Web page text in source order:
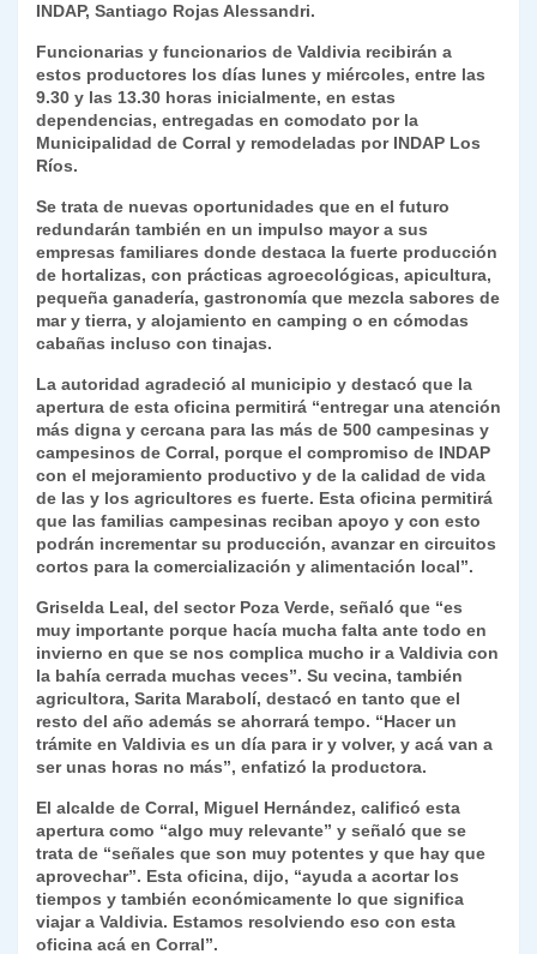
INDAP, Santiago Rojas Alessandri.
Funcionarias y funcionarios de Valdivia recibirán a
estos productores los días lunes y miércoles, entre las
9.30 y las 13.30 horas inicialmente, en estas
dependencias, entregadas en comodato por la
Municipalidad de Corral y remodeladas por INDAP Los
Ríos.
Se trata de nuevas oportunidades que en el futuro
redundarán también en un impulso mayor a sus
empresas familiares donde destaca la fuerte producción
de hortalizas, con prácticas agroecológicas, apicultura,
pequeña ganadería, gastronomía que mezcla sabores de
mar y tierra, y alojamiento en camping o en cómodas
cabañas incluso con tinajas.
La autoridad agradeció al municipio y destacó que la
apertura de esta oficina permitirá “entregar una atención
más digna y cercana para las más de 500 campesinas y
campesinos de Corral, porque el compromiso de INDAP
con el mejoramiento productivo y de la calidad de vida
de las y los agricultores es fuerte. Esta oficina permitirá
que las familias campesinas reciban apoyo y con esto
podrán incrementar su producción, avanzar en circuitos
cortos para la comercialización y alimentación local”.
Griselda Leal, del sector Poza Verde, señaló que “es
muy importante porque hacía mucha falta ante todo en
invierno en que se nos complica mucho ir a Valdivia con
la bahía cerrada muchas veces”. Su vecina, también
agricultora, Sarita Marabolí, destacó en tanto que el
resto del año además se ahorrará tempo. “Hacer un
trámite en Valdivia es un día para ir y volver, y acá van a
ser unas horas no más”, enfatizó la productora.
El alcalde de Corral, Miguel Hernández, calificó esta
apertura como “algo muy relevante” y señaló que se
trata de “señales que son muy potentes y que hay que
aprovechar”. Esta oficina, dijo, “ayuda a acortar los
tiempos y también económicamente lo que significa
viajar a Valdivia. Estamos resolviendo eso con esta
oficina acá en Corral”.